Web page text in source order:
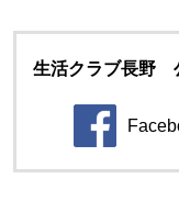
生活クラブ長野
別の